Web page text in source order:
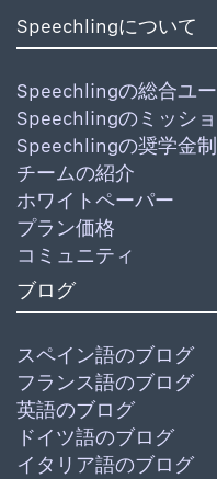
Speechlingについて
Speechlingの総合ユ
Speechlingのミッシ
Speechlingの奨学金
チームの紹介
ホワイトペーパー
プラン価格
コミュニティ
ブログ
スペイン語のブログ
フランス語のブログ
英語のブログ
ドイツ語のブログ
イタリア語のブログ